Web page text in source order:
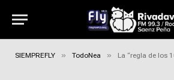
SIEMPREFLY » TodoNea » La “regla de los 10 segundos” y el cambio de lateral: